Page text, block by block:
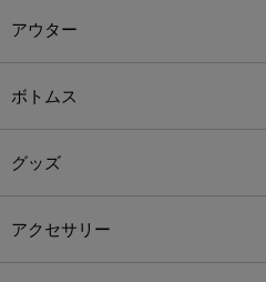
アウター
ボトムス
グッズ
アクセサリー